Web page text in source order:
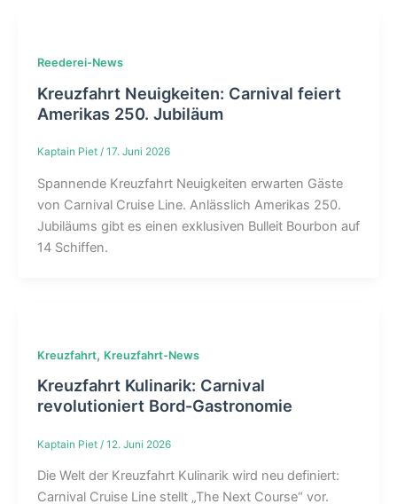
Reederei-News
Kreuzfahrt Neuigkeiten: Carnival feiert
Amerikas 250. Jubiläum
Kaptain Piet / 17. Juni 2026
Spannende Kreuzfahrt Neuigkeiten erwarten Gäste
von Carnival Cruise Line. Anlässlich Amerikas 250.
Jubiläums gibt es einen exklusiven Bulleit Bourbon auf
14 Schiffen.
Kreuzfahrt, Kreuzfahrt-News
Kreuzfahrt Kulinarik: Carnival
revolutioniert Bord-Gastronomie
Kaptain Piet / 12. Juni 2026
Die Welt der Kreuzfahrt Kulinarik wird neu definiert:
Carnival Cruise Line stellt „The Next Course“ vor.